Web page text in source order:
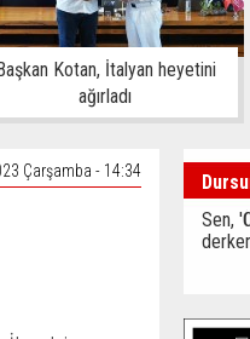
Kotan, İtalyan heyetini
ağırladı
Çarşamba - 14:34
Sen,